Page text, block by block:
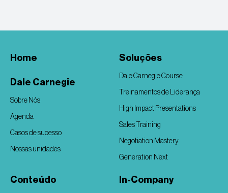
Home
Dale Carnegie
Sobre Nós
Agenda
Casos de sucesso
Nossas unidades
Soluções
Dale Carnegie Course
Treinamentos de Liderança
High Impact Presentations
Sales Training
Negotiation Mastery
Generation Next
Conteúdo In-Company